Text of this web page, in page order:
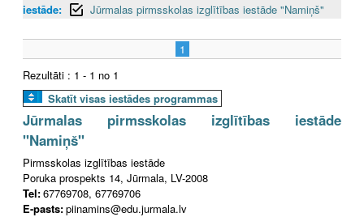
iestāde:
Jūrmalas pirmsskolas izglītības iestāde "Namiņš"
1
Rezultāti : 1 - 1 no 1
Skatīt visas iestādes programmas
Jūrmalas pirmsskolas izglītības iestāde
"Namiņš"
Pirmsskolas izglītības iestāde
Poruka prospekts 14, Jūrmala, LV-2008
Tel:67769708, 67769706
E-pasts:piinamins@edu.jurmala.lv